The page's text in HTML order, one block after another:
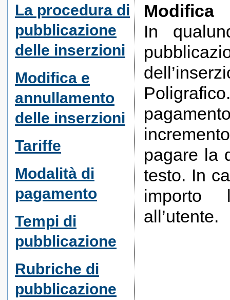
La procedura di
pubblicazione
delle inserzioni
Modifica e
annullamento
delle inserzioni
Tariffe
Modalità di
pagamento
Tempi di
pubblicazione
Rubriche di
pubblicazione
Modifica
In
pagare la
testo. In
importo
all’utente.